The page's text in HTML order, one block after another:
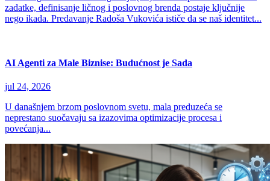
zadatke, definisanje ličnog i poslovnog brenda postaje ključnije
nego ikada. Predavanje Radoša Vukovića ističe da se naš identitet...
AI Agenti za Male Biznise: Budućnost je Sada
jul 24, 2026
U današnjem brzom poslovnom svetu, mala preduzeća se
neprestano suočavaju sa izazovima optimizacije procesa i
povećanja...